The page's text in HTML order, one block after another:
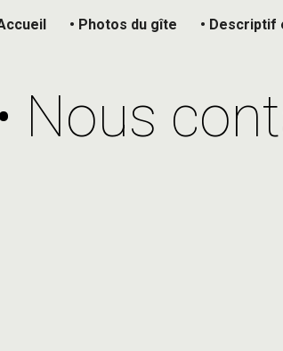
to main content• Photos du gîte • Descriptif
• Nous